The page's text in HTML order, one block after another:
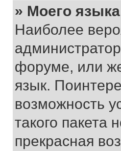
» Моего
Наиболее
форуме, или
язык.
возможность
такого пакета
прекрасная